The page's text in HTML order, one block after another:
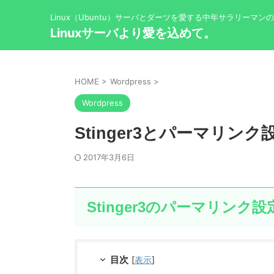
Linux（Ubuntu）サーバとダーツを愛する中年サラリーマンの
Linuxサーバより愛を込めて。
HOME > Wordpress >
Wordpress
Stinger3とパーマリンク
2017年3月6日
Stinger3のパーマリンク設
目次 [表示]